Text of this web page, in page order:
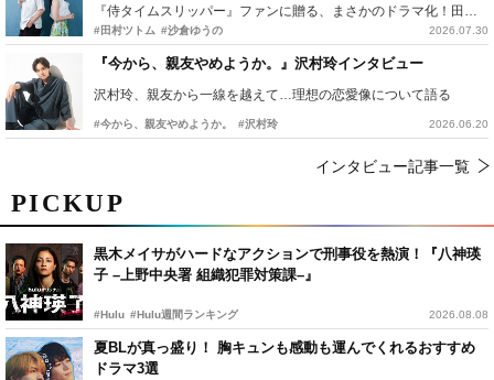
PICKUP
黒木メイサがハードなアクションで刑事役を熱演！『八神瑛
子 –上野中央署 組織犯罪対策課–』
#Hulu #Hulu週間ランキング 2026.08.08
夏BLが真っ盛り！ 胸キュンも感動も運んでくれるおすすめ
ドラマ3選
『侍タイムスリッパー』ファンに贈る、まさかのドラマ化！田村ツトム×沙倉ゆうのが語る『心配無用ノ介』撮影秘話
#田村ツトム #沙倉ゆうの 2026.07.30
『今から、親友やめようか。』沢村玲インタビュー
沢村玲、親友から一線を越えて…理想の恋愛像について語る
#今から、親友やめようか。 #沢村玲 2026.06.20
インタビュー記事一覧